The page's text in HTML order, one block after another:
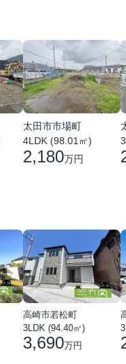
太田市市場町
4LDK (98.01㎡)
2,180万円
高崎市若松町
3LDK (94.40㎡)
3,690万円